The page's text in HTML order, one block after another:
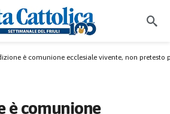
è comunione ecclesiale vivente, non pretesto
è comunione